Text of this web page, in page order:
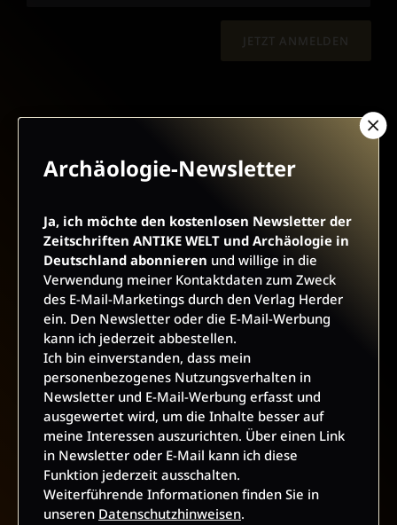
JETZT ANMELDEN
BARRIEREFREIHEIT IMPRESSUM
VERTRAG WIDERRUFEN
ABO ONLINE KÜNDIGEN
Archäologie-Newsletter
Ja, ich möchte den kostenlosen Newsletter der
Zeitschriften ANTIKE WELT und Archäologie in
Deutschland abonnieren und willige in die
Verwendung meiner Kontaktdaten zum Zweck
des E-Mail-Marketings durch den Verlag Herder
ein. Den Newsletter oder die E-Mail-Werbung
kann ich jederzeit abbestellen.
Ich bin einverstanden, dass mein
personenbezogenes Nutzungsverhalten in
Newsletter und E-Mail-Werbung erfasst und
ausgewertet wird, um die Inhalte besser auf
meine Interessen auszurichten. Über einen Link
in Newsletter oder E-Mail kann ich diese
Funktion jederzeit ausschalten.
Weiterführende Informationen finden Sie in
unseren Datenschutzhinweisen.